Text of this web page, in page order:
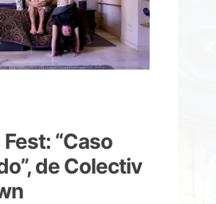
“Caso
de Colectiv